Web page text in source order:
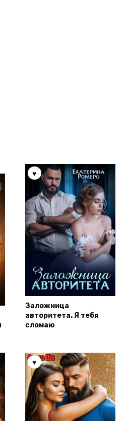
Заложница
авторитета. Я тебя
сломаю